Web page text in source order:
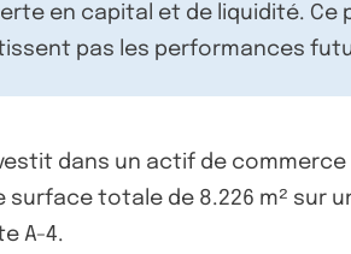
en capital et de liquidité. Ce
pas les performances
dans un actif de
totale de 8.226 m² sur
A-4.